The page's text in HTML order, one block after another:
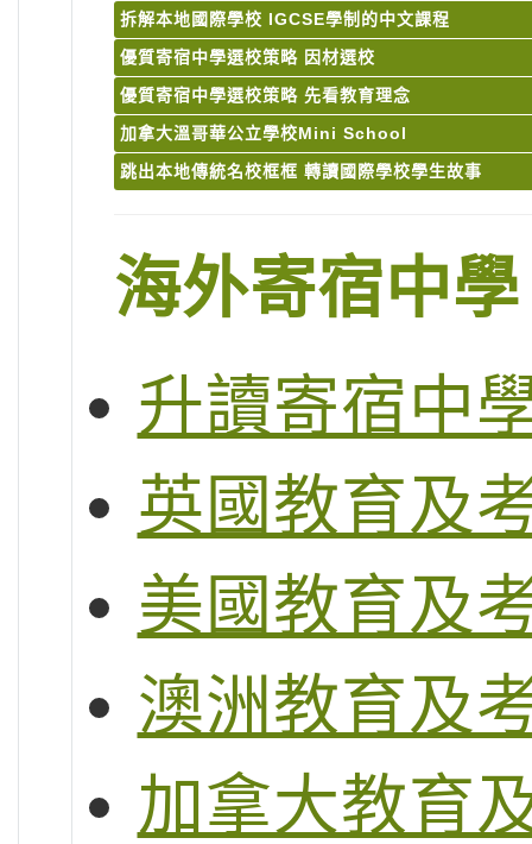
拆解本地國際學校 IGCSE學制的中文課程
優質寄宿中學選校策略 因材選校
優質寄宿中學選校策略 先看教育理念
加拿大溫哥華公立學校Mini School
跳出本地傳統名校框框 轉讀國際學校學生故事
海外寄宿中學
升讀寄宿中
英國教育及
美國教育及
澳洲教育及
加拿大教育